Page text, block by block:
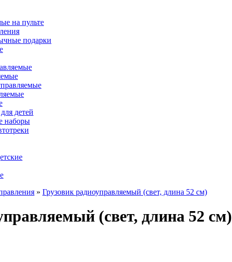
на пульте
подарки
детей
» Грузовик радиоуправляемый (свет, длина 52 см)
(свет, длина 52 см)